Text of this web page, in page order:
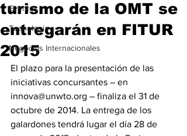
Eventos
Tecnología
Negocios Internacionales
turismo de la OMT se
entregarán en FITUR
2015
El plazo para la presentación de las
iniciativas concursantes – en
innova@unwto.org – finaliza el 31 de
octubre de 2014. La entrega de los
galardones tendrá lugar el día 28 de